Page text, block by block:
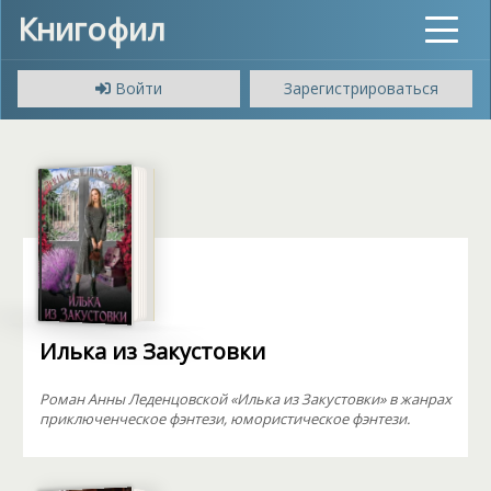
Книгофил
Toggle
Войти
Зарегистрироваться
Илька из Закустовки
Роман Анны Леденцовской «Илька из Закустовки» в жанрах
приключенческое фэнтези, юмористическое фэнтези.